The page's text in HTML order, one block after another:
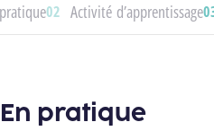
Activité d’apprentissage
En pratique